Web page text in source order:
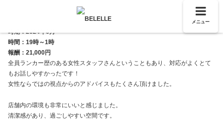
時期：2024年6月
時間：19時～1時
報酬：21,000円
全員ランカー歴のある女性スタッフさんということもあり、対応がよくとて
もお話しやすかったです！
女性ならではの視点からのアドバイスもたくさん頂けました。
店舗内の環境も非常にいいと感じました。
清潔感があり、過ごしやすい空間です。
メニュー